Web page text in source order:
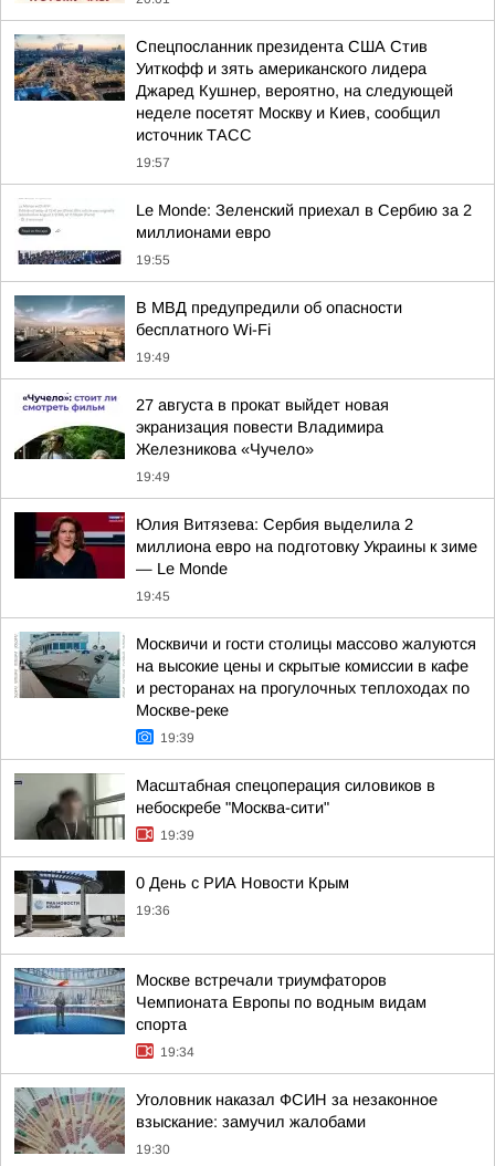
Спецпосланник президента США Стив
Уиткофф и зять американского лидера
Джаред Кушнер, вероятно, на следующей
неделе посетят Москву и Киев, сообщил
источник ТАСС
19:57
Le Monde: Зеленский приехал в Сербию за 2
миллионами евро
19:55
В МВД предупредили об опасности
бесплатного Wi-Fi
19:49
27 августа в прокат выйдет новая
экранизация повести Владимира
Железникова «Чучело»
19:49
Юлия Витязева: Сербия выделила 2
миллиона евро на подготовку Украины к зиме
— Le Monde
19:45
Москвичи и гости столицы массово жалуются
на высокие цены и скрытые комиссии в кафе
и ресторанах на прогулочных теплоходах по
Москве-реке
19:39
Масштабная спецоперация силовиков в
небоскребе "Москва-сити"
19:39
0 День с РИА Новости Крым
19:36
Москве встречали триумфаторов
Чемпионата Европы по водным видам
спорта
19:34
Уголовник наказал ФСИН за незаконное
взыскание: замучил жалобами
19:30